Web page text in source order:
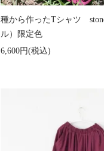
種から作ったTシャツ
ル）限定色
6,600円(税込)